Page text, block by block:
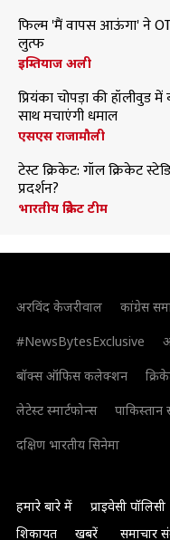
फिल्म 'मैं वापस आऊंगा' ने
लुत्फ
इम्तियाज अली
प्रियंका चोपड़ा की
साथ मचाएंगी धमाल
एसएस राजामौली
टेस्ट क्रिकेट: गॉल क्रिकेट
प्रदर्शन?
भारतीय क्रिकेट टीम
अरविंद केजरीवाल कांग्रेस
#NewsBytesExclusive
बॉक्स ऑफिस कलेक्शन
लेटेस्ट स्मार्टफोन्स
पाकिस्तान
दक्षिण भारतीय सिनेमा
हमारे बारे में प्राइवेसी पॉलिसी
शिकायत
खबरें समाचार